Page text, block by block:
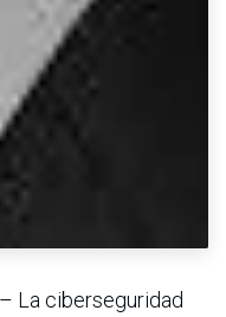
La ciberseguridad